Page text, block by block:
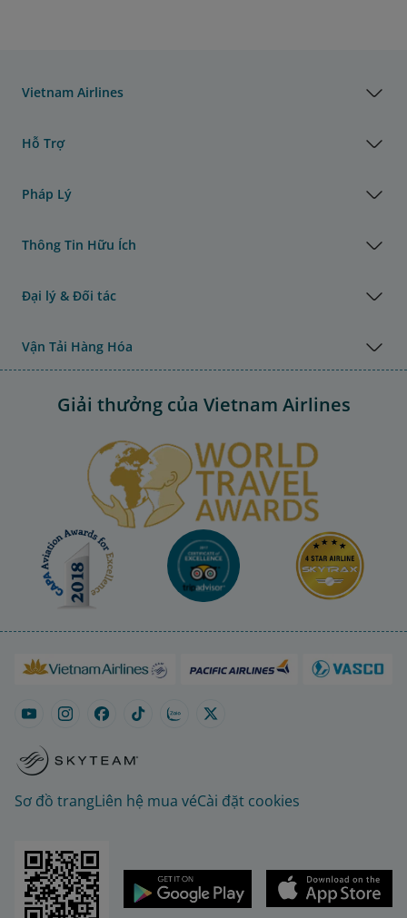
Vietnam Airlines
Hỗ Trợ
Pháp Lý
Thông Tin Hữu Ích
Đại lý & Đối tác
Vận Tải Hàng Hóa
Giải thưởng của Vietnam Airlines
Sơ đồ trangLiên hệ mua véCài đặt cookies